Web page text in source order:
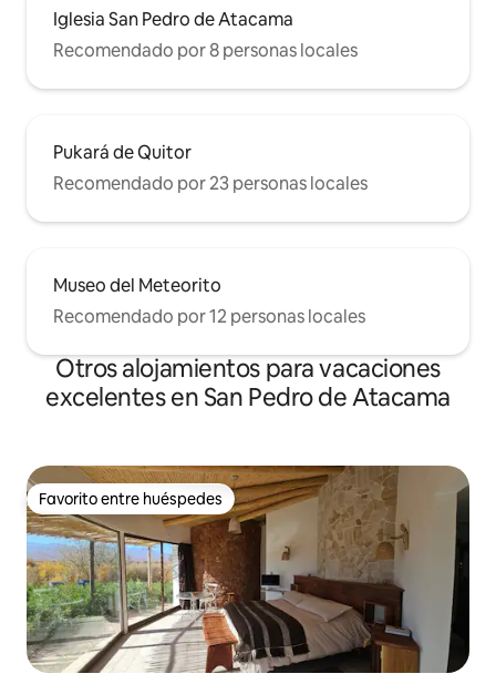
Iglesia San Pedro de Atacama
Recomendado por 8 personas locales
Pukará de Quitor
Recomendado por 23 personas locales
Museo del Meteorito
Recomendado por 12 personas locales
Otros alojamientos para vacaciones
excelentes en San Pedro de Atacama
Favorito entre huéspedes
Favorito entre huéspedes